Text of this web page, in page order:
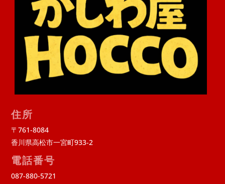
住所
〒761-8084
香川県高松市一宮町933-2
電話番号
087-880-5721